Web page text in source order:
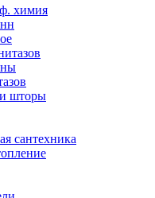
химия
шторы
сантехника